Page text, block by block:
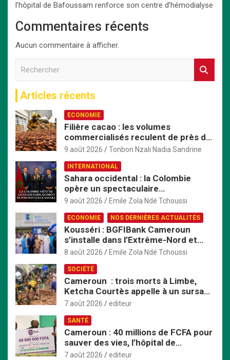
l’hôpital de Bafoussam renforce son centre d’hémodialyse
Commentaires récents
Aucun commentaire à afficher.
r
c
h
e
r
Articles récents
ECONOMIE
Filière cacao : les volumes
commercialisés reculent de près de
20 % au Cameroun
9 août 2026 Tonbon Nzali Nadia Sandrine
INTERNATIONAL
Sahara occidental : la Colombie
opère un spectaculaire
rapprochement avec le Maroc
9 août 2026 Emile Zola Ndé Tchoussi
ECONOMIE NOS DERNIÈRES ACTUALITÉS
Kousséri : BGFIBank Cameroun
s’installe dans l’Extrême-Nord et
mise sur le développement local
8 août 2026 Emile Zola Ndé Tchoussi
SOCIÉTÉ
Cameroun : trois morts à Limbe,
Ketcha Courtès appelle à un sursaut
face aux inondations
7 août 2026 editeur
SANTÉ
Cameroun : 40 millions de FCFA pour
sauver des vies, l’hôpital de
Bafoussam renforce son centre
7 août 2026 editeur